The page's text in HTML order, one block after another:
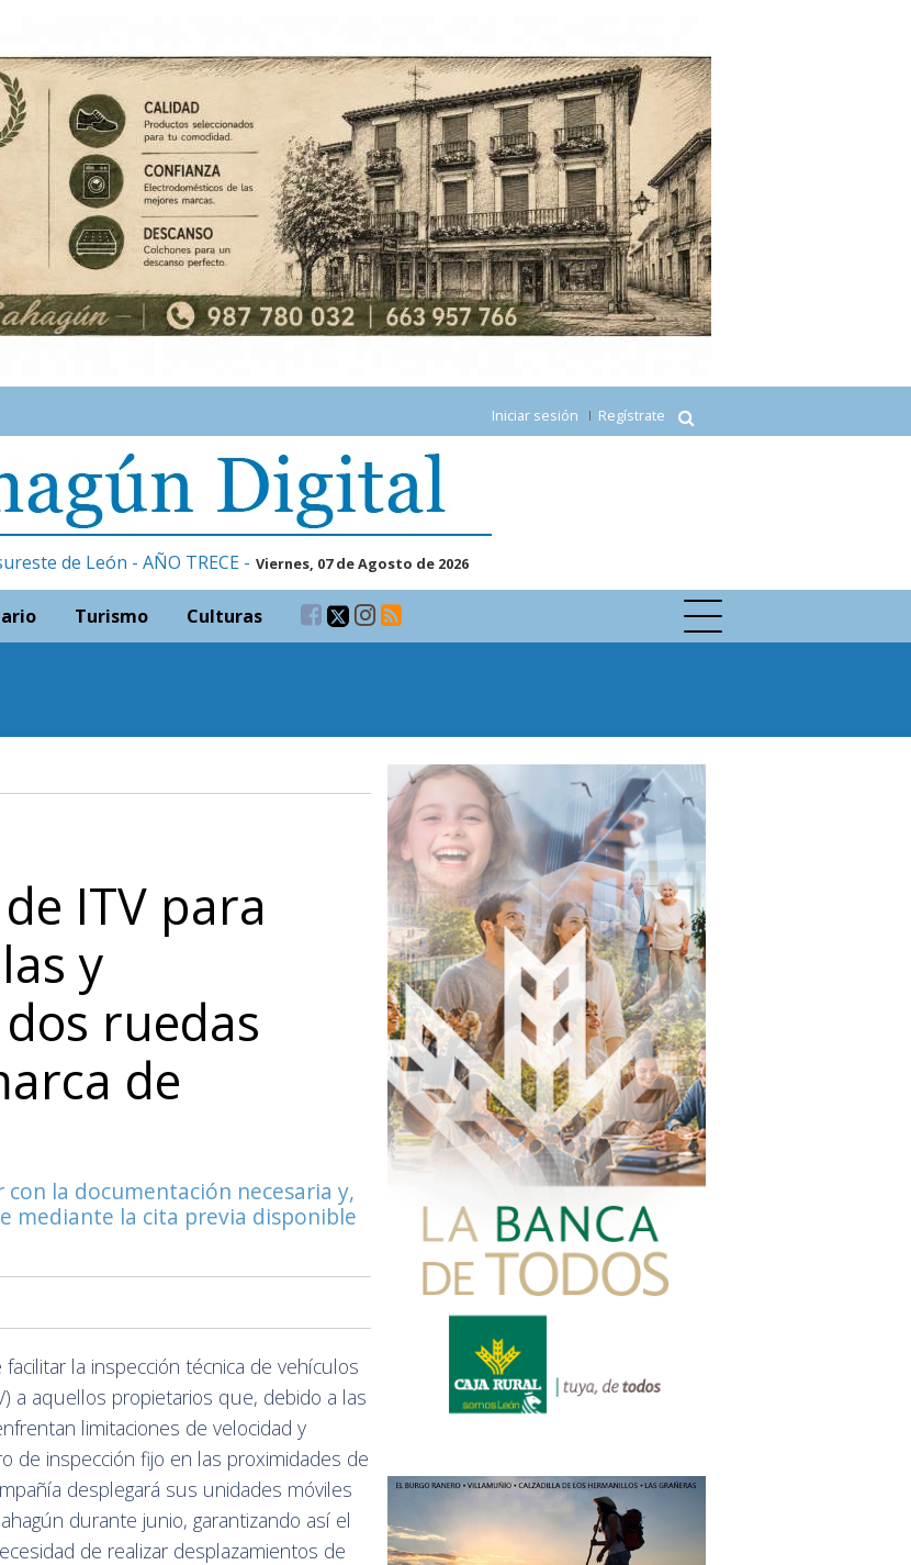
Iniciar sesión Regístrate
de León - AÑO TRECE - Viernes, 07 de Agosto de 2026
Turismo Culturas
ITV para
y
ruedas
de
la documentación necesaria y,
mediante la cita previa disponible
la inspección técnica de vehículos
a aquellos propietarios que, debido a las
limitaciones de velocidad y
de inspección fijo en las proximidades de
desplegará sus unidades móviles
durante junio, garantizando así el
de realizar desplazamientos de